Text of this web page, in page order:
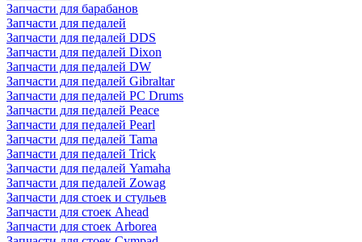
Запчасти для барабанов
Запчасти для педалей
Запчасти для педалей DDS
Запчасти для педалей Dixon
Запчасти для педалей DW
Запчасти для педалей Gibraltar
Запчасти для педалей PC Drums
Запчасти для педалей Peace
Запчасти для педалей Pearl
Запчасти для педалей Tama
Запчасти для педалей Trick
Запчасти для педалей Yamaha
Запчасти для педалей Zowag
Запчасти для стоек и стульев
Запчасти для стоек Ahead
Запчасти для стоек Arborea